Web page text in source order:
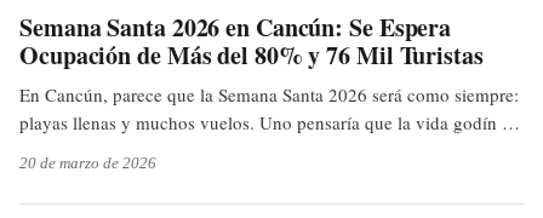
batallando para que cuadre el recibo de la luz. Ahí la inteligencia
maya.
Semana Santa 2026 en Cancún: Se Espera
Ocupación de Más del 80% y 76 Mil Turistas
En Cancún, parece que la Semana Santa 2026 será como siempre:
playas llenas y muchos vuelos. Uno pensaría que la vida godín ya
no se convierta en una penitencia más larga que la Cuaresma.
20 de marzo de 2026